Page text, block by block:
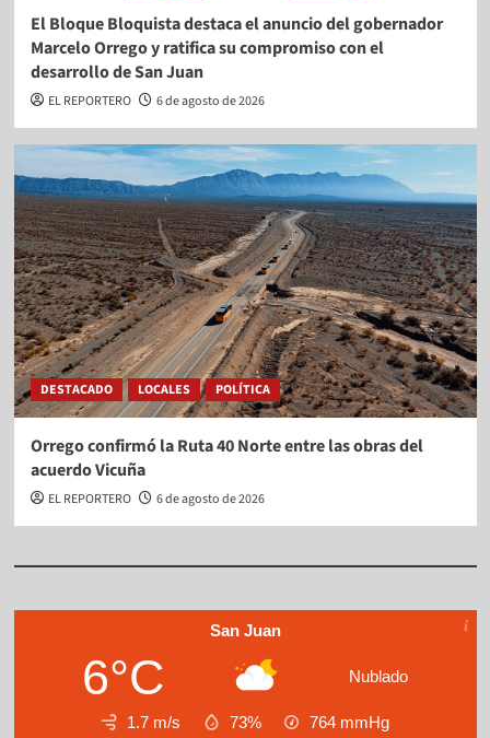
El Bloque Bloquista destaca el anuncio del gobernador
Marcelo Orrego y ratifica su compromiso con el
desarrollo de San Juan
EL REPORTERO 6 de agosto de 2026
DESTACADO LOCALES POLÍTICA
Orrego confirmó la Ruta 40 Norte entre las obras del
acuerdo Vicuña
EL REPORTERO 6 de agosto de 2026
San Juan
6°C Nublado
1.7 m/s 73% 764 mmHg